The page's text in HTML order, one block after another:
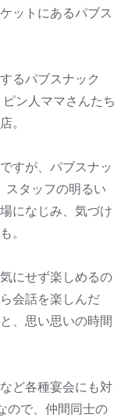
ットにあるパブス
るパブスナック
ン人ママさんたち
。
すが、パブスナッ
スタッフの明るい
になじみ、気づけ
。
にせず楽しめるの
会話を楽しんだ
、思い思いの時間
ど各種宴会にも対
ので、仲間同士の